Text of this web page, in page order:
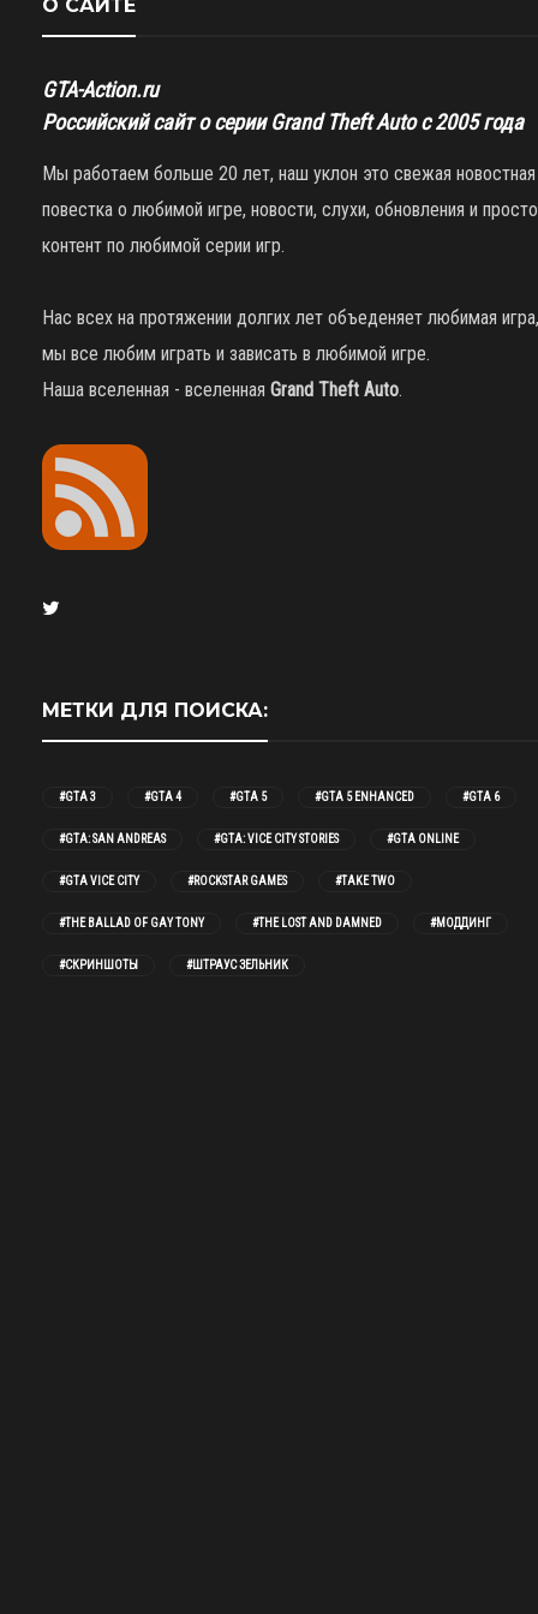
О САЙТЕ
GTA-Action.ru
Российский сайт о серии Grand Theft Auto с 2005 года
Мы работаем больше 20 лет, наш уклон это свежая новостная
повестка о любимой игре, новости, слухи, обновления и просто
контент по любимой серии игр.
Нас всех на протяжении долгих лет объеденяет любимая игра,
мы все любим играть и зависать в любимой игре.
Наша вселенная - вселенная Grand Theft Auto.
МЕТКИ ДЛЯ ПОИСКА:
#GTA 3 #GTA 4 #GTA 5 #GTA 5 ENHANCED #GTA 6
#GTA: SAN ANDREAS #GTA: VICE CITY STORIES #GTA ONLINE
#GTA VICE CITY #ROCKSTAR GAMES #TAKE TWO
#THE BALLAD OF GAY TONY #THE LOST AND DAMNED #МОДДИНГ
#СКРИНШОТЫ #ШТРАУС ЗЕЛЬНИК